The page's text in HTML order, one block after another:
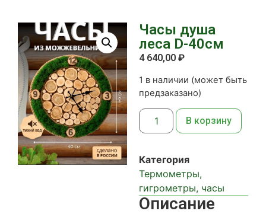
Часы душа
леса D-40см
4 640,00 ₽
1 в наличии (может быть
предзаказано)
В корзину
Категория
Термометры,
гигрометры, часы
Описание